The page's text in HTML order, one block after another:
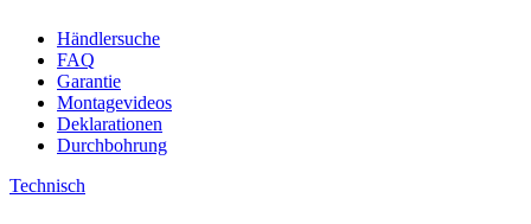
Händlersuche
FAQ
Garantie
Montagevideos
Deklarationen
Durchbohrung
Technisch